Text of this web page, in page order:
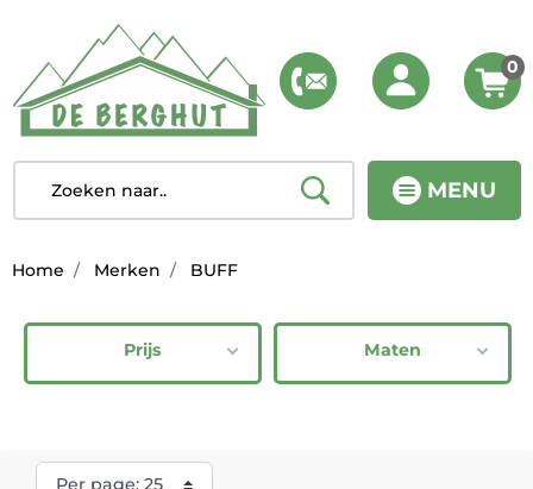
MENU
0
Home Merken BUFF
Prijs Maten